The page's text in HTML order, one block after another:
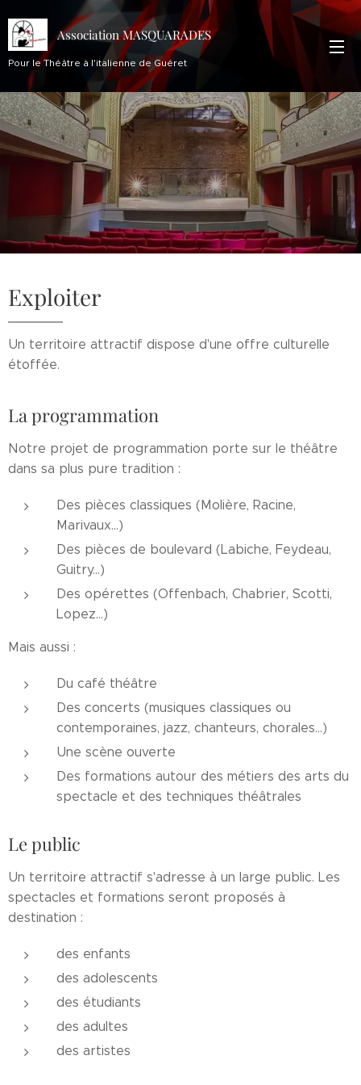
Association MASQUARADES
Pour le Théâtre à l'italienne de Guéret
Exploiter
Un territoire attractif dispose d'une offre culturelle
étoffée.
La programmation
Notre projet de programmation porte sur le théâtre
dans sa plus pure tradition :
Des pièces classiques (Molière, Racine,
Marivaux...)
Des pièces de boulevard (Labiche, Feydeau,
Guitry...)
Des opérettes (Offenbach, Chabrier, Scotti,
Lopez...)
Mais aussi :
Du café théâtre
Des concerts (musiques classiques ou
contemporaines, jazz, chanteurs, chorales...)
Une scène ouverte
Des formations autour des métiers des arts du
spectacle et des techniques théâtrales
Le public
Un territoire attractif s'adresse à un large public. Les
spectacles et formations seront proposés à
destination :
des enfants
des adolescents
des étudiants
des adultes
des artistes